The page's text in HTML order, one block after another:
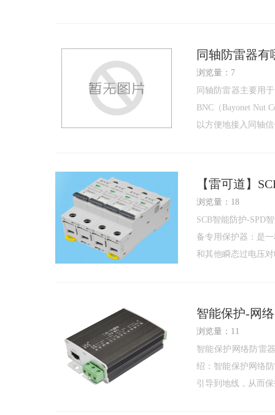
同轴防雷器有
浏览量：7
同轴防雷器主要用
BNC（Bayonet Nut
以方便地接入同轴
【雷可道】
浏览量：18
SCB智能防护-SPD
备专用保护器：是
和其他瞬态过电压
智能保护-网
浏览量：11
智能保护网络防雷
绍：智能保护网络
引导到地线，从而